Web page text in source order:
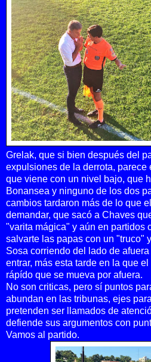
Grelak, que si bien después del
expulsiones de la derrota, parece
que viene con un nivel bajo, que
Bonansea y ninguno de los dos
cambios tardaron más de lo que
demandar, que sacó a Chaves
"varita mágica" y aún en partidos
salvarte las papas con un "truco"
Sosa corriendo del lado de
entrar, más esta tarde en la que
rápído que se mueva por afuera.
No son criticas, pero sí puntos
abundan en las tribunas, ejes
pretenden ser llamados de
defiende sus argumentos con
Vamos al partido.